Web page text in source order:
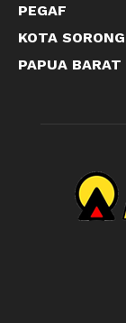
PEGAF
KOTA SORONG
PAPUA BARAT